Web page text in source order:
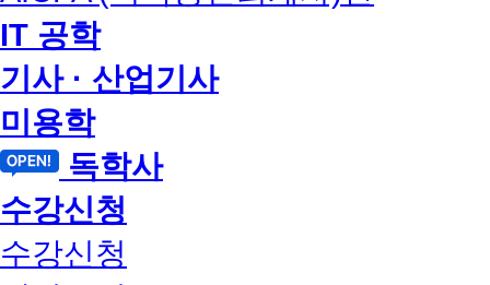
IT 공학
기사 · 산업기사
미용학
독학사
수강신청
수강신청